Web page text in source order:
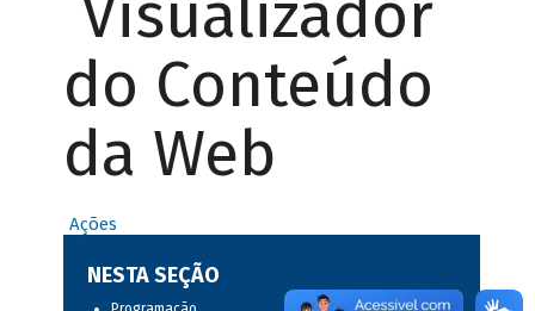
Visualizador
do Conteúdo
da Web
Ações
NESTA SEÇÃO